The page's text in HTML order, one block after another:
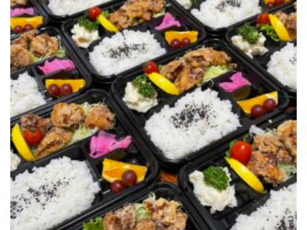
ッ
プ